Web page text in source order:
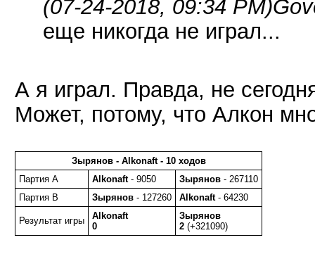
(07-24-2018, 09:34 PM)
еще никогда не играл...
А я играл. Правда, не
Может, потому, что Алкон
Зырянов - Alkonaft - 10 ходов
Партия A
Alkonaft- 9050 Зырянов - 267110
Партия B
Зырянов - 127260 Alkonaft- 64230
Результат игры
Alkonaft
0
Зырянов
2 (+321090)